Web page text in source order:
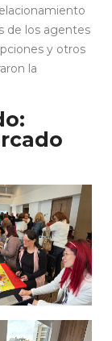
de los agentes
y otros
la